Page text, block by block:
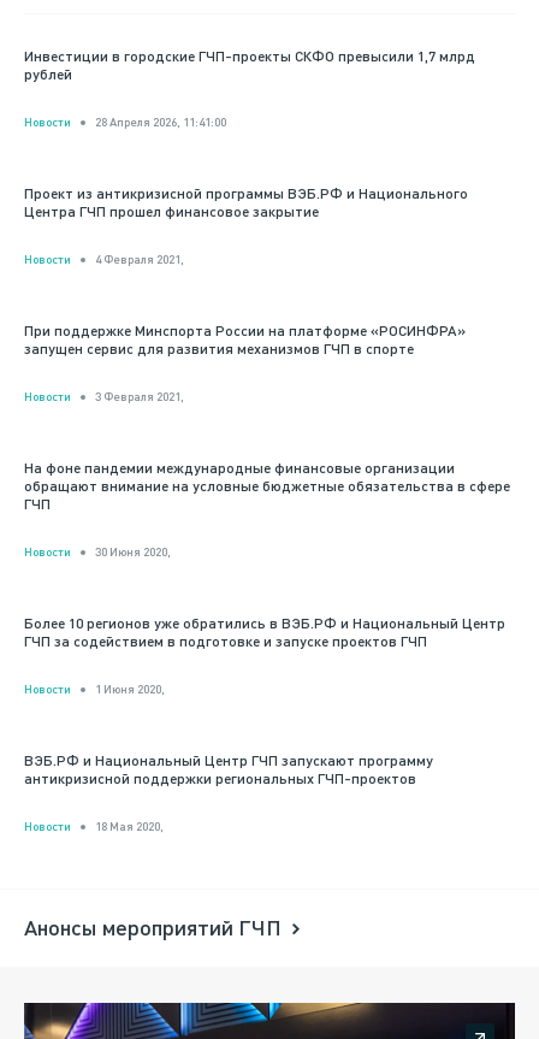
Инвестиции в городские ГЧП-проекты СКФО превысили 1,7 млрд
рублей
Новости 28 Апреля 2026, 11:41:00
Проект из антикризисной программы ВЭБ.РФ и Национального
Центра ГЧП прошел финансовое закрытие
Новости 4 Февраля 2021,
При поддержке Минспорта России на платформе «РОСИНФРА»
запущен сервис для развития механизмов ГЧП в спорте
Новости 3 Февраля 2021,
На фоне пандемии международные финансовые организации
обращают внимание на условные бюджетные обязательства в сфере
ГЧП
Новости 30 Июня 2020,
Более 10 регионов уже обратились в ВЭБ.РФ и Национальный Центр
ГЧП за содействием в подготовке и запуске проектов ГЧП
Новости 1 Июня 2020,
ВЭБ.РФ и Национальный Центр ГЧП запускают программу
антикризисной поддержки региональных ГЧП-проектов
Новости 18 Мая 2020,
Анонсы мероприятий ГЧП